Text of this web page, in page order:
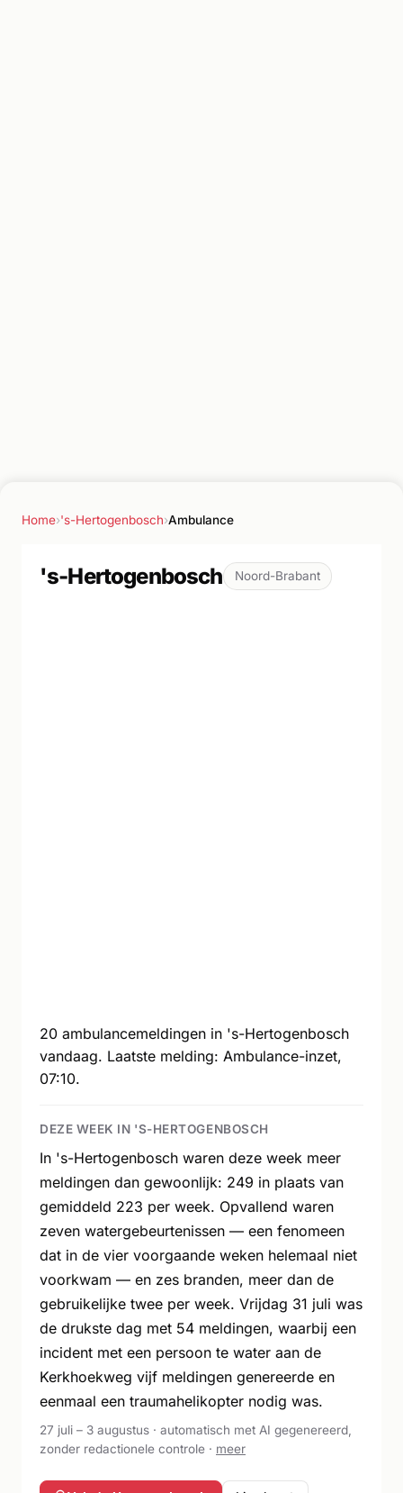
Home›'s-Hertogenbosch›Ambulance
's-Hertogenbosch Noord-Brabant
20 ambulancemeldingen in 's-Hertogenbosch
vandaag. Laatste melding: Ambulance-inzet,
07:10.
DEZE WEEK IN 'S-HERTOGENBOSCH
In 's-Hertogenbosch waren deze week meer
meldingen dan gewoonlijk: 249 in plaats van
gemiddeld 223 per week. Opvallend waren
zeven watergebeurtenissen — een fenomeen
dat in de vier voorgaande weken helemaal niet
voorkwam — en zes branden, meer dan de
gebruikelijke twee per week. Vrijdag 31 juli was
de drukste dag met 54 meldingen, waarbij een
incident met een persoon te water aan de
Kerkhoekweg vijf meldingen genereerde en
eenmaal een traumahelikopter nodig was.
27 juli – 3 augustus · automatisch met AI gegenereerd,
zonder redactionele controle · meer